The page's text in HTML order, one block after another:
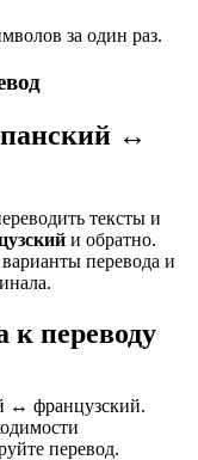
за один раз.
↔
тексты и
и обратно.
перевода и
к переводу
↔ французский.
перевод.